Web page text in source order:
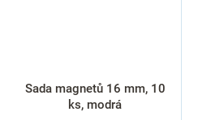
Sada magnetů 16 mm, 10
ks, modrá